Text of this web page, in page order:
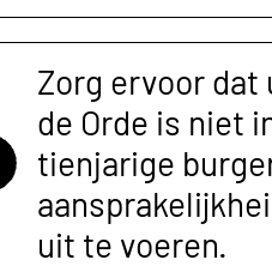
Zorg ervoor
de Orde is niet
tienjarige
uit te voeren.